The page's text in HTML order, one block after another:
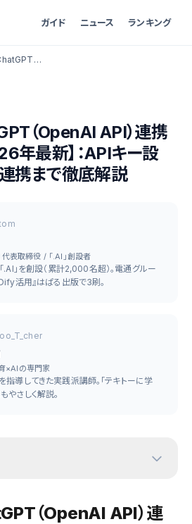
ガイド ニュース ランキング
CursorとChatGPT（OpenAI API）連携完全ガイド【2026年最新】：APIキー設定・料金・Slack連携まで徹底解説
（OpenAI API）連携
年最新】：APIキー設
携まで徹底解説
表取締役 / 「.AI」創設者
.AI」を創設（累計2,000名超）。電通グルー
活用』はぱる出版で3刷。
×AIの専門家
導してきた実践派講師。「テキトーに学
やさしく解説。
（OpenAI API）連